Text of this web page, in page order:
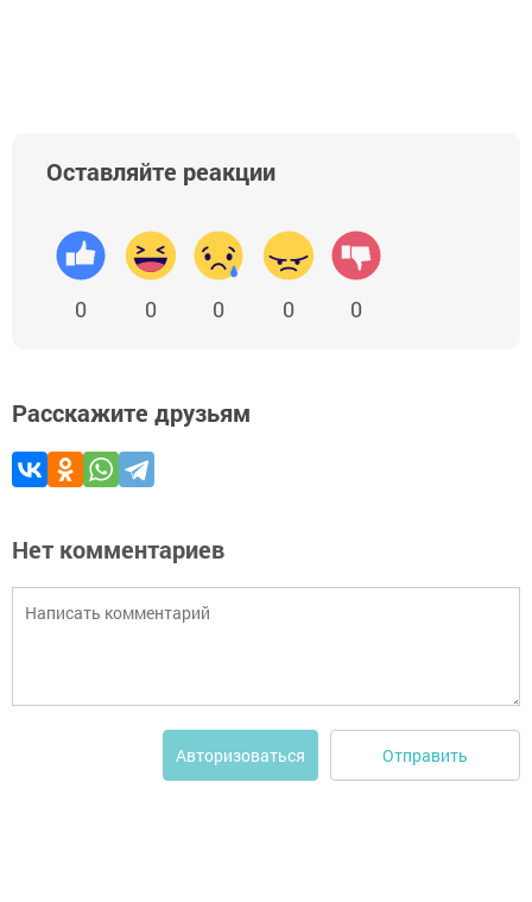
Оставляйте реакции
0 0 0 0 0
Расскажите друзьям
Нет комментариев
Авторизоваться Отправить